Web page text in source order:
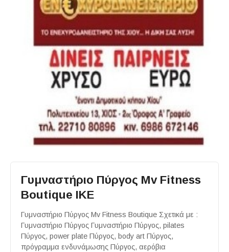
Γυμναστήριο Πύργος Mv Fitness
Boutique ΙΚΕ
Γυμναστήριο Πύργος Mv Fitness Boutique Σχετικά με :
Γυμναστήριο Πύργος Γυμναστήριο Πύργος, pilates
Πύργος, power plate Πύργος, body art Πύργος,
πρόγραμμα ενδυνάμωσης Πύργος, αερόβια